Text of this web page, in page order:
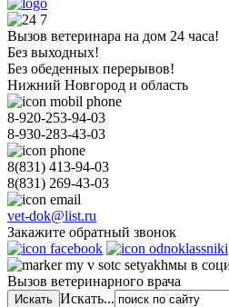
Вызов ветеринара на дом 24 часа!
Без выходных!
Без обеденных перерывов!
Нижний Новгород и область
8-920-253-94-03
8-930-283-43-03
8(831) 413-94-03
8(831) 269-43-03
vet-dok@list.ru
Закажите обратный звонок
мы в
Вызов ветеринарного врача
Искать...